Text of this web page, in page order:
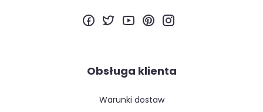
Obsługa klienta
warunki dostaw